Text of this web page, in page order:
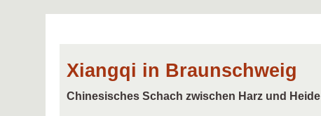
Xiangqi in Braunschweig
Chinesisches Schach zwischen Harz und Heide